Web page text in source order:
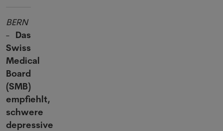
BERN
- Das
Swiss
Medical
Board
(SMB)
empfiehlt,
schwere
depressive